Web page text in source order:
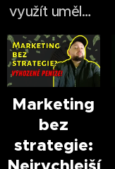
využít umělou
inteligenci pro
růst firmy.
Marketing
bez
strategie: